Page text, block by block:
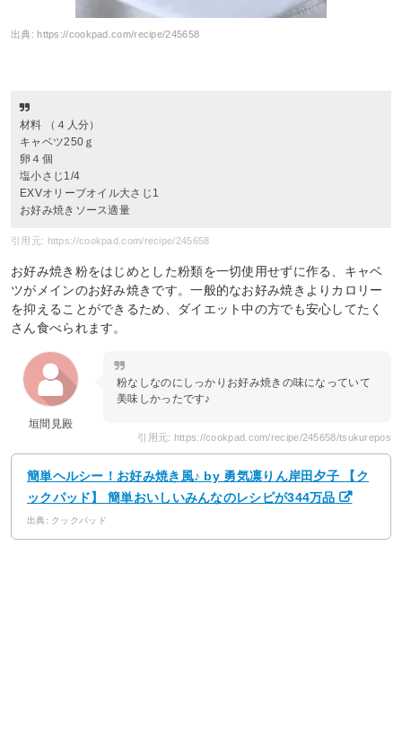
出典:https://cookpad.com/recipe/245658
材料 （４人分）
キャベツ250ｇ
卵４個
塩小さじ1/4
EXVオリーブオイル大さじ1
お好み焼きソース適量
引用元: https://cookpad.com/recipe/245658
お好み焼き粉をはじめとした粉類を一切使用せずに作る、キャベ
ツがメインのお好み焼きです。一般的なお好み焼きよりカロリー
を抑えることができるため、ダイエット中の方でも安心してたく
さん食べられます。
垣間見殿
粉なしなのにしっかりお好み焼きの味になっていて
美味しかったです♪
引用元: https://cookpad.com/recipe/245658/tsukurepos
簡単ヘルシー！お好み焼き風♪ by 勇気凛りん岸田夕子 【ク
ックパッド】 簡単おいしいみんなのレシピが344万品
出典: クックパッド